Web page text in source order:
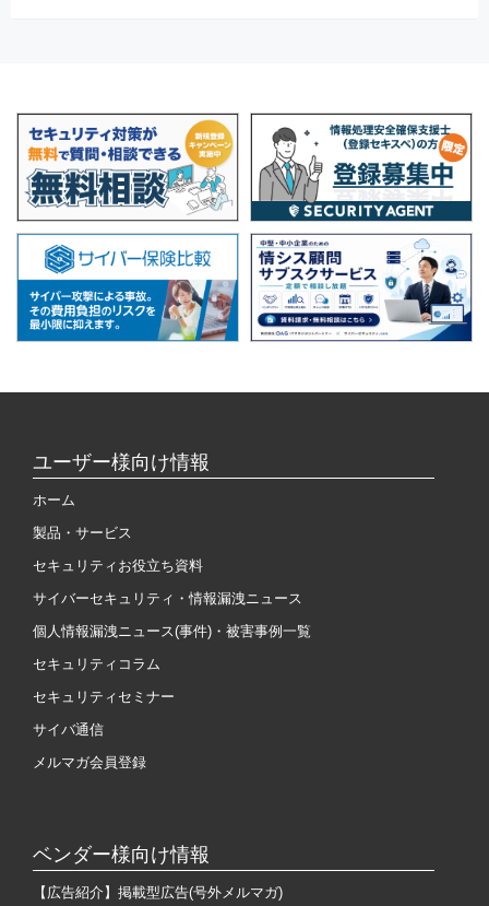
ユーザー様向け情報
ホーム
製品・サービス
セキュリティお役立ち資料
サイバーセキュリティ・情報漏洩ニュース
個人情報漏洩ニュース(事件)・被害事例一覧
セキュリティコラム
セキュリティセミナー
サイバ通信
メルマガ会員登録
ベンダー様向け情報
【広告紹介】掲載型広告(号外メルマガ)